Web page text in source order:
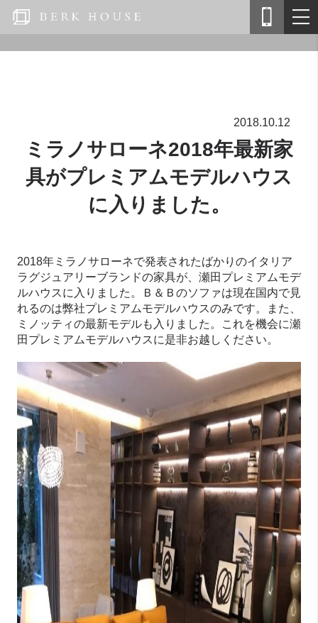
2018.10.12
ミラノサローネ2018年最新家
具がプレミアムモデルハウス
に入りました。
2018年ミラノサローネで発表されたばかりのイタリア
ラグジュアリーブランドの家具が、瀬田プレミアムモデ
ルハウスに入りました。Ｂ＆Ｂのソファは現在国内で見
れるのは弊社プレミアムモデルハウスのみです。また、
ミノッティの最新モデルも入りました。これを機会に瀬
田プレミアムモデルハウスに是非お越しください。